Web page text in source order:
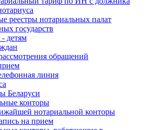
реестры нотариальных палат
государств
детям
обращений
линия
Беларуси
конторы
нотариальной конторы
на прием